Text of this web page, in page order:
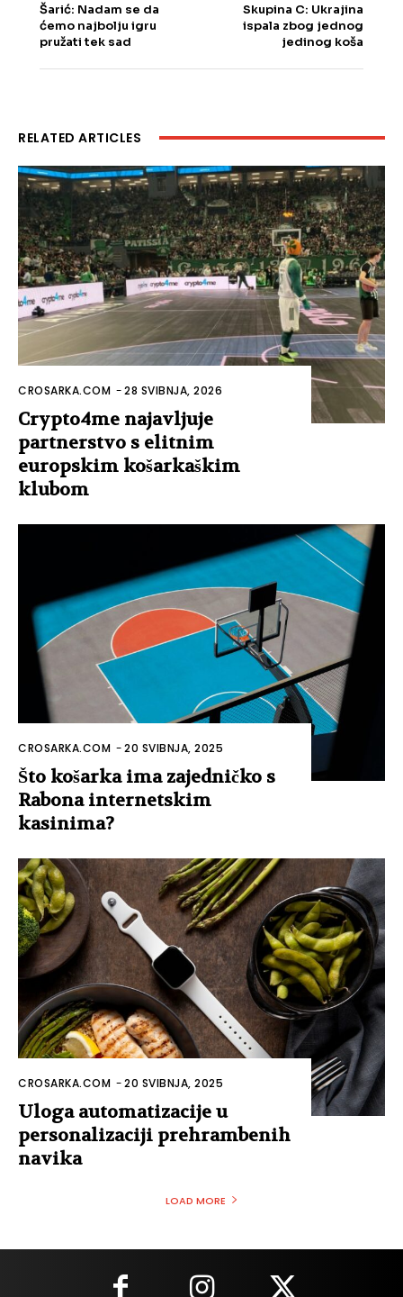
Šarić: Nadam se da
ćemo najbolju igru
pružati tek sad
Skupina C: Ukrajina
ispala zbog jednog
jedinog koša
RELATED ARTICLES
CROSARKA.COM -28 SVIBNJA, 2026
Crypto4me najavljuje
partnerstvo s elitnim
europskim košarkaškim
klubom
CROSARKA.COM -20 SVIBNJA, 2025
Što košarka ima zajedničko s
Rabona internetskim
kasinima?
CROSARKA.COM -20 SVIBNJA, 2025
Uloga automatizacije u
personalizaciji prehrambenih
navika
LOAD MORE